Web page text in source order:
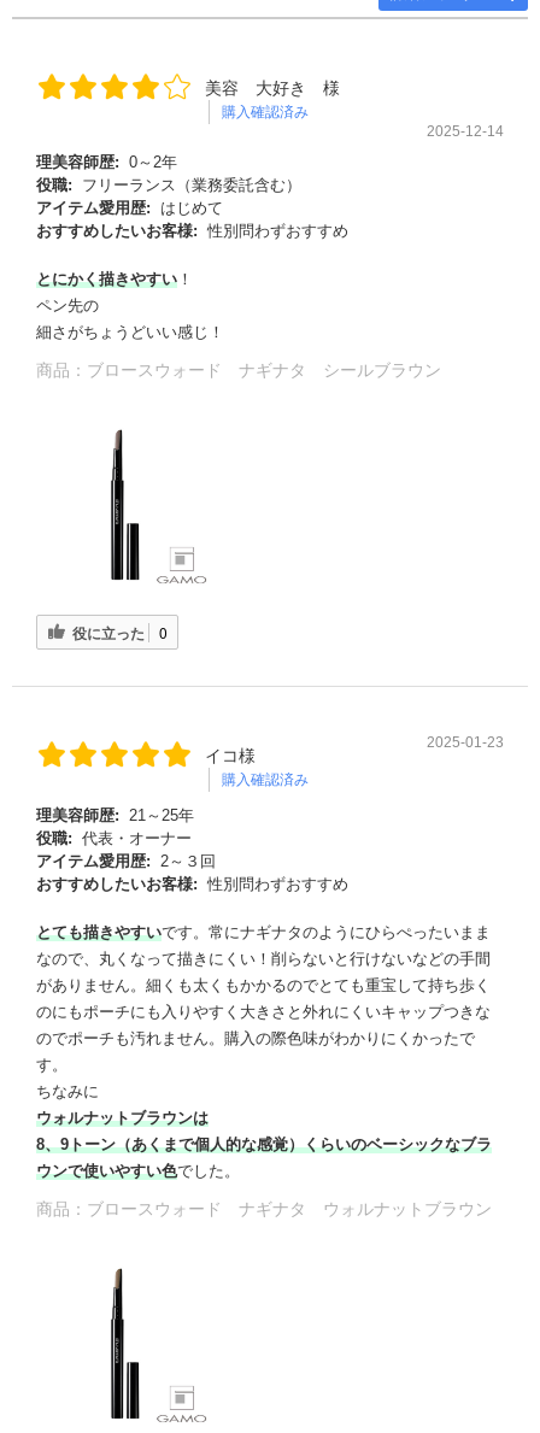
美容 大好き 様
購入確認済み
2025-12-14
理美容師歴: 0～2年
役職:
フリーランス（業務委託含む）
アイテム愛用歴:
はじめて
おすすめしたいお客様: 性別問わずおすすめ
とにかく描きやすい ！
ペン先の
細さがちょうどいい感じ！
商品： ブロースウォード ナギナタ シールブラウン
役に立った 0
イコ様
購入確認済み
2025-01-23
理美容師歴:
21～25年
役職: 代表・オーナー
アイテム愛用歴:
2～３回
おすすめしたいお客様: 性別問わずおすすめ
とても描きやすいです。常にナギナタのようにひらぺったいまま
なので、丸くなって描きにくい！削らないと行けないなどの手間
がありません。細くも太くもかかるのでとても重宝して持ち歩く
のにもポーチにも入りやすく大きさと外れにくいキャップつきな
のでポーチも汚れません。購入の際色味がわかりにくかったで
す。
ちなみに
ウォルナットブラウンは
8、9トーン（あくまで個人的な感覚）くらいのベーシックなブラ
ウンで使いやすい色でした。
商品： ブロースウォード ナギナタ ウォルナットブラウン